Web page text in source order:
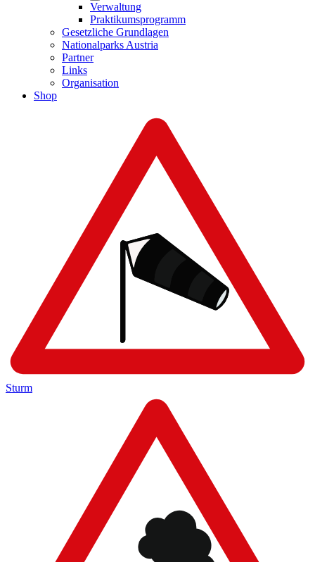
Verwaltung
Praktikumsprogramm
Gesetzliche Grundlagen
Nationalparks Austria
Partner
Links
Organisation
Shop
Sturm